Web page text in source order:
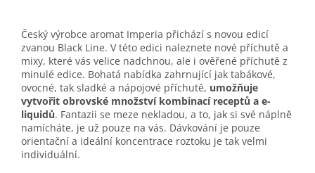
Český výrobce aromat Imperia přichází s novou edicí
zvanou Black Line. V této edici naleznete nové příchutě a
mixy, které vás velice nadchnou, ale i ověřené příchutě z
minulé edice. Bohatá nabídka zahrnující jak tabákové,
ovocné, tak sladké a nápojové příchutě, umožňuje
vytvořit obrovské množství kombinací receptů a e-
liquidů. Fantazii se meze nekladou, a to, jak si své náplně
namícháte, je už pouze na vás. Dávkování je pouze
orientační a ideální koncentrace roztoku je tak velmi
individuální.